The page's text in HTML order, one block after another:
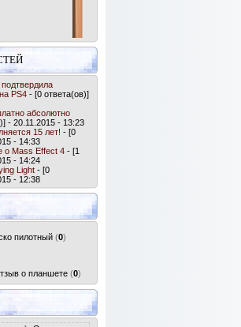
PS4 - [0 ответа(ов)]
абсолютно
- 20.11.2015 - 13:23
15 лет! - [0
- 14:33
о Mass Effect 4 - [1
- 14:24
Light - [0
- 12:38
пилотный (0)
о планшете (0)